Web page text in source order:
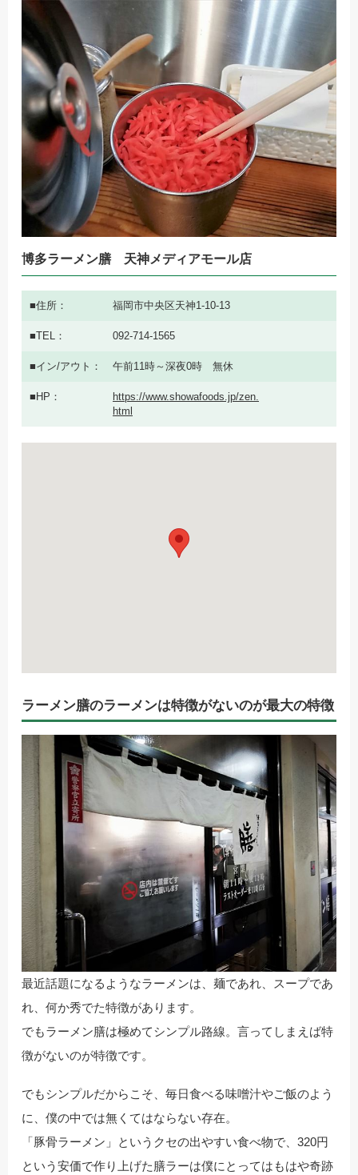
博多ラーメン膳 天神メディアモール店
住所 福岡市中央区天神1-10-13
TEL 092-714-1565
イン/アウト 午前11時～深夜0時 無休
HP
https://www.showafoods.jp/zen.
html
ラーメン膳のラーメンは特徴がないのが最大の特徴
最近話題になるようなラーメンは、麺であれ、スープであ
れ、何か秀でた特徴があります。
でもラーメン膳は極めてシンプル路線。言ってしまえば特
徴がないのが特徴です。
でもシンプルだからこそ、毎日食べる味噌汁やご飯のよう
に、僕の中では無くてはならない存在。
「豚骨ラーメン」というクセの出やすい食べ物で、320円
という安価で作り上げた膳ラーは僕にとってはもはや奇跡